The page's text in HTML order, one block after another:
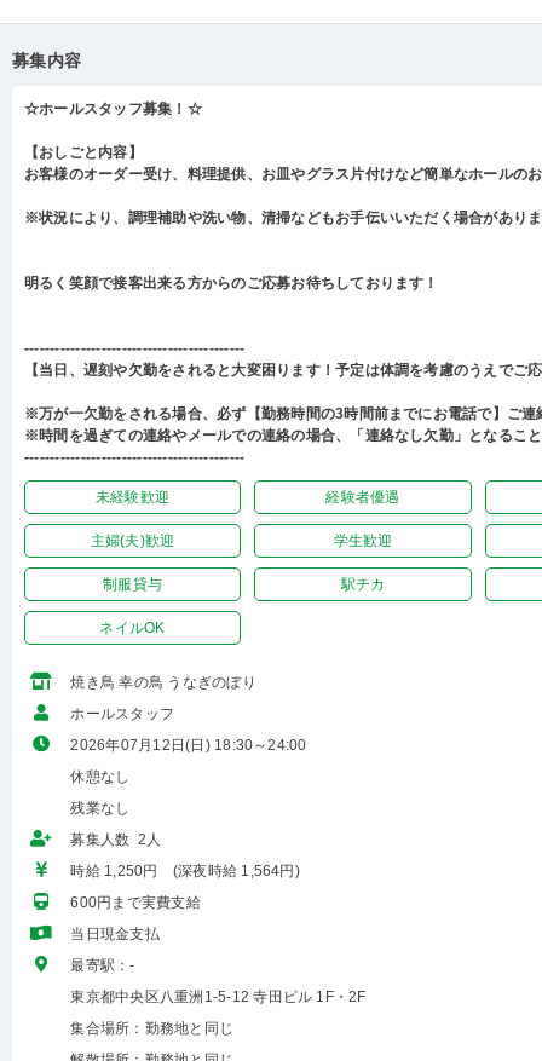
募集内容
☆ホールスタッフ募集！☆
【おしごと内容】
お客様のオーダー受け、料理提供、お皿やグラス片付けなど簡単なホールの
※状況により、調理補助や洗い物、清掃などもお手伝いいただく場合があり
明るく笑顔で接客出来る方からのご応募お待ちしております！
-------------------------------------------
【当日、遅刻や欠勤をされると大変困ります！予定は体調を考慮のうえでご
※万が一欠勤をされる場合、必ず【勤務時間の3時間前までにお電話で】ご連
※時間を過ぎての連絡やメールでの連絡の場合、「連絡なし欠勤」となるこ
-------------------------------------------
未経験歓迎 経験者優遇
主婦(夫)歓迎 学生歓迎
制服貸与 駅チカ
ネイルOK
焼き鳥 幸の鳥 うなぎのぼり
ホールスタッフ
2026年07月12日(日) 18:30～24:00
休憩なし
残業なし
募集人数 2人
時給 1,250円 (深夜時給 1,564円)
600円まで実費支給
当日現金支払
最寄駅：-
東京都中央区八重洲1-5-12 寺田ビル 1F・2F
集合場所：勤務地と同じ